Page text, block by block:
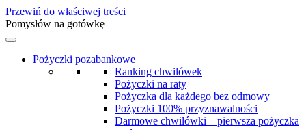
Przewiń do właściwej treści
Pomysłów na gotówkę
Pożyczki pozabankowe
Ranking chwilówek
Pożyczki na raty
Pożyczka dla każdego bez odmowy
Pożyczki 100% przyznawalności
Darmowe chwilówki – pierwsza pożyczka